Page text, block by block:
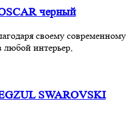
черный
своему современному
любой интерьер,
SWAROVSKI